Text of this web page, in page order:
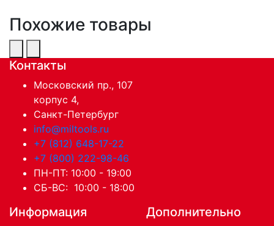
Похожие товары
Контакты
Московский пр., 107
корпус 4,
Санкт-Петербург
info@miltools.ru
+7 (812) 648-17-22
+7 (800) 222-98-46
ПН-ПТ: 10:00 - 19:00
СБ-ВС: 10:00 - 18:00
Информация Дополнительно